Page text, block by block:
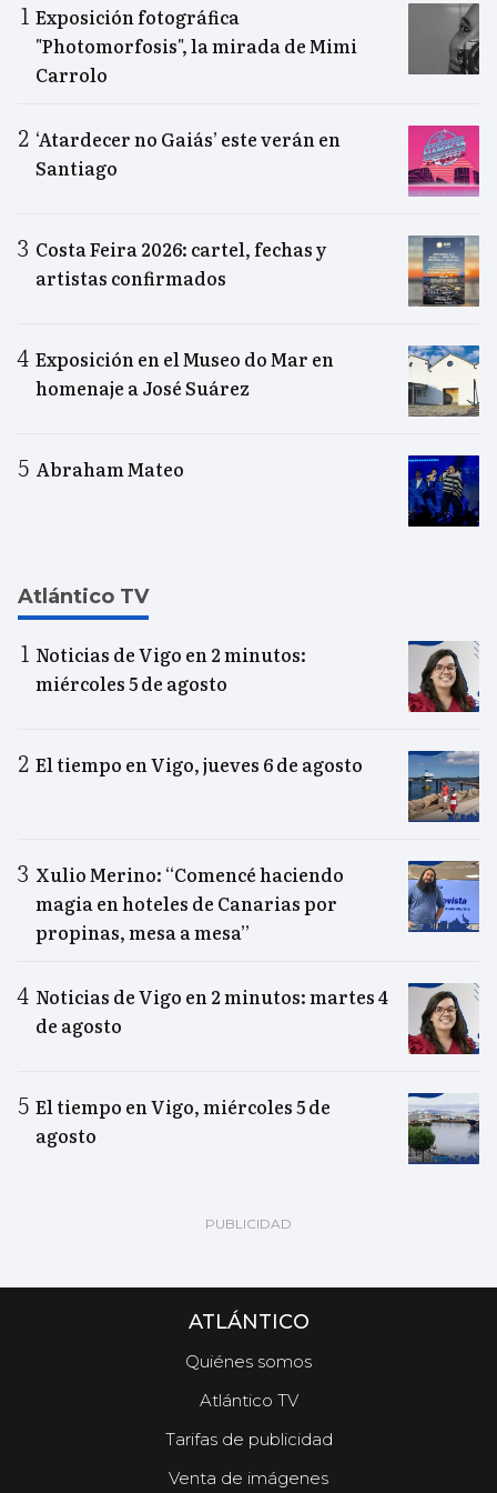
Exposición fotográfica
"Photomorfosis", la mirada de Mimi
Carrolo
‘Atardecer no Gaiás’ este verán en
Santiago
Costa Feira 2026: cartel, fechas y
artistas confirmados
Exposición en el Museo do Mar en
homenaje a José Suárez
Abraham Mateo
Atlántico TV
Noticias de Vigo en 2 minutos:
miércoles 5 de agosto
El tiempo en Vigo, jueves 6 de agosto
Xulio Merino: “Comencé haciendo
magia en hoteles de Canarias por
propinas, mesa a mesa”
Noticias de Vigo en 2 minutos: martes 4
de agosto
El tiempo en Vigo, miércoles 5 de
agosto
ATLÁNTICO
Quiénes somos
Atlántico TV
Tarifas de publicidad
Venta de imágenes